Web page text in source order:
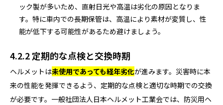
ック製が多いため、直射日光や高温は劣化の原因となりま
す。特に車内での長期保管は、高温により素材が変質し、性
能が低下する可能性があるため避けましょう。
4.2.2 定期的な点検と交換時期
ヘルメットは未使用であっても経年劣化が進みます。災害時に本
来の性能を発揮できるよう、定期的な点検と適切な時期での交換
が必要です。一般社団法人日本ヘルメット工業会では、防災用ヘ